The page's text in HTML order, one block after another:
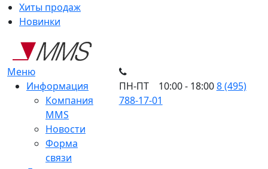
Хиты продаж
Новинки
Меню
Информация
Компания
MMS
Новости
Форма
связи
ПН-ПТ 10:00 - 18:008 (495)
788-17-01